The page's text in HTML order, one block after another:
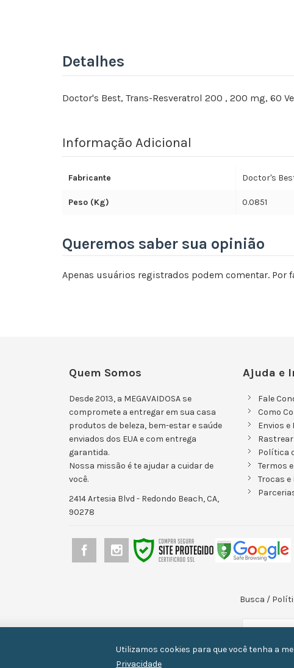
Utilizamos cookies para que você tenha a
Privacidade
Detalhes
Doctor's Best, Trans-Resveratrol 200 , 200 mg, 60
Informação Adicional
Fabricante Doctor's
Peso (Kg) 0.0851
Queremos saber sua opinião
Apenas usuários registrados podem comentar. Por
Quem Somos
Desde 2013, a MEGAVAIDOSA se
compromete a entregar em sua casa
produtos de beleza, bem-estar e saúde
enviados dos EUA e com entrega
garantida.
Nossa missão é te ajudar a cuidar de
você.
2414 Artesia Blvd - Redondo Beach, CA,
90278
Ajuda e
Fale
Como
Envios e
Rastrear
Política
Termos
Trocas e
Busca /